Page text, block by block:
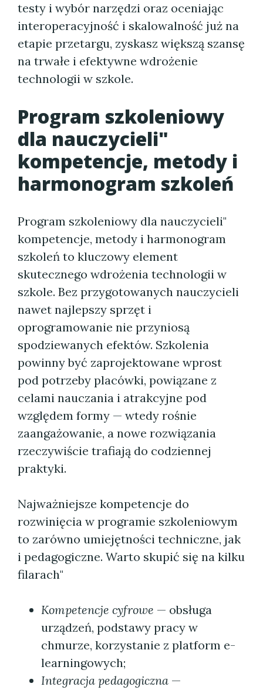
testy i wybór narzędzi oraz oceniając
interoperacyjność i skalowalność już na
etapie przetargu, zyskasz większą szansę
na trwałe i efektywne wdrożenie
technologii w szkole.
Program szkoleniowy
dla nauczycieli"
kompetencje, metody i
harmonogram szkoleń
Program szkoleniowy dla nauczycieli"
kompetencje, metody i harmonogram
szkoleń to kluczowy element
skutecznego wdrożenia technologii w
szkole. Bez przygotowanych nauczycieli
nawet najlepszy sprzęt i
oprogramowanie nie przyniosą
spodziewanych efektów. Szkolenia
powinny być zaprojektowane wprost
pod potrzeby placówki, powiązane z
celami nauczania i atrakcyjne pod
względem formy — wtedy rośnie
zaangażowanie, a nowe rozwiązania
rzeczywiście trafiają do codziennej
praktyki.
Najważniejsze kompetencje do
rozwinięcia w programie szkoleniowym
to zarówno umiejętności techniczne, jak
i pedagogiczne. Warto skupić się na kilku
filarach"
Kompetencje cyfrowe — obsługa
urządzeń, podstawy pracy w
chmurze, korzystanie z platform e-
learningowych;
Integracja pedagogiczna —